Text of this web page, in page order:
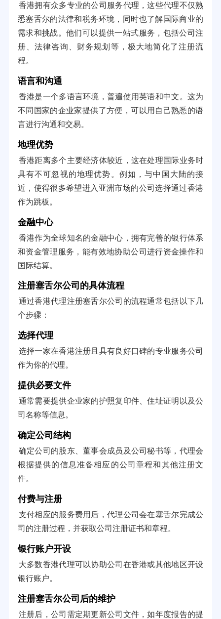
香港拥有众多专业的公司服务代理，这些代理不仅熟
悉塞舌尔的法律和税务环境，同时也了解国际商业的
需求和挑战。他们可以提供一站式服务，包括公司注
册、法律咨询、财务规划等，极大地简化了注册流
程。
语言和沟通
香港是一个多语言环境，普遍使用英语和中文。这为
不同国家的企业家提供了方便，可以用自己熟悉的语
言进行沟通和交易。
地理优势
香港距离多个主要经济体较近，这在处理国际业务时
具有不可忽视的地理优势。例如，与中国大陆的接
近，使得很多希望进入亚洲市场的公司选择通过香港
作为跳板。
金融中心
香港作为全球知名的金融中心，拥有完善的银行体系
和资金管理服务，能有效地协助公司进行资金操作和
国际结算。
注册塞舌尔公司的具体流程
通过香港代理注册塞舌尔公司的流程通常包括以下几
个步骤：
选择代理
选择一家在香港注册且具有良好口碑的专业服务公司
作为你的代理。
提供必要文件
通常需要提供企业家的护照复印件、住址证明以及公
司名称等信息。
确定公司结构
确定公司的股东、董事会成员及公司秘书等，代理会
根据提供的信息准备相应的公司章程和其他注册文
件。
付费与注册
支付相应的服务费用后，代理公司会在塞舌尔完成公
司的注册过程，并获取公司注册证书和章程。
银行账户开设
大多数香港代理可以协助公司在香港或其他地区开设
银行账户。
注册塞舌尔公司后的维护
注册后，公司需定期更新公司文件，如年度报告的提